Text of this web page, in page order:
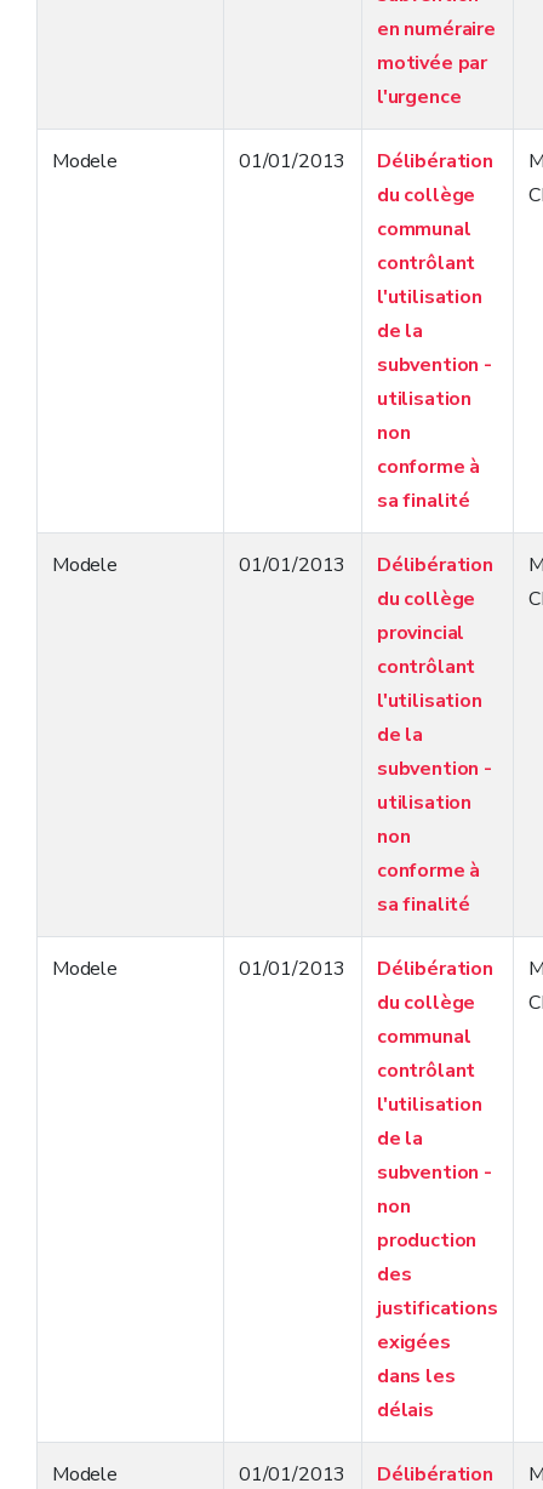
en numéraire
motivée par
l'urgence
Modele 01/01/2013
Délibération
du collège
communal
contrôlant
l'utilisation
de la
subvention -
utilisation
non
conforme à
sa finalité
Modele 01/01/2013
Délibération
du collège
provincial
contrôlant
l'utilisation
de la
subvention -
utilisation
non
conforme à
sa finalité
Modele 01/01/2013
Délibération
du collège
communal
contrôlant
l'utilisation
de la
subvention -
non
production
des
justifications
exigées
dans les
délais
Modele 01/01/2013
Délibération